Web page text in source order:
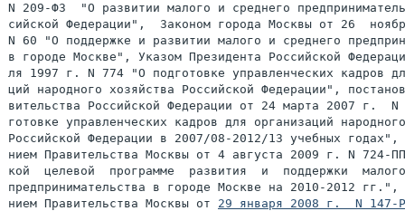
N 209-ФЗ  "О развитии малого и среднего
сийской Федерации",  Законом города Москвы от 26
N 60 "О поддержке и развитии малого и среднего
в городе Москве", Указом Президента Российской
ля 1997 г. N 774 "О подготовке управленческих кадров
ций народного хозяйства Российской Федерации",
вительства Российской Федерации от 24 марта 2007 г.
готовке управленческих кадров для организаций
Российской Федерации в 2007/08-2012/13 учебных годах",
нием Правительства Москвы от 4 августа 2009 г. N 724-
кой  целевой  программе  развития  и  поддержки
предпринимательства в городе Москве на 2010-2012 гг.",
нием Правительства Москвы от 29 января 2008 г.  N 147-